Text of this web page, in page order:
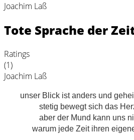
Joachim Laß
Tote Sprache der
Ratings
(1)
Joachim Laß
unser Blick ist anders und
stetig bewegt sich das
aber der Mund kann uns
warum jede Zeit ihren